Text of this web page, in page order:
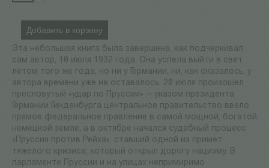
Добавить в корзину
Эта небольшая книга была завершена, как подчеркивал
сам автор, 10 июля 1932 года. Она успела выйти в свет
летом того же года, но ни у Германии, ни, как оказалось, у
автора времени уже не оставалось. 20 июля произошел
пресловутый «удар по Пруссии» — указом президента
Германии Гинденбурга центральное правительство ввело
прямое федеральное правление в самой мощной, богатой
немецкой земле, а в октябре начался судебный процесс
«Пруссия против Рейха», ставший одной из примет
тяжелого кризиса, который открыл дорогу нацизму. В
парламенте Пруссии и на улицах непримиримо